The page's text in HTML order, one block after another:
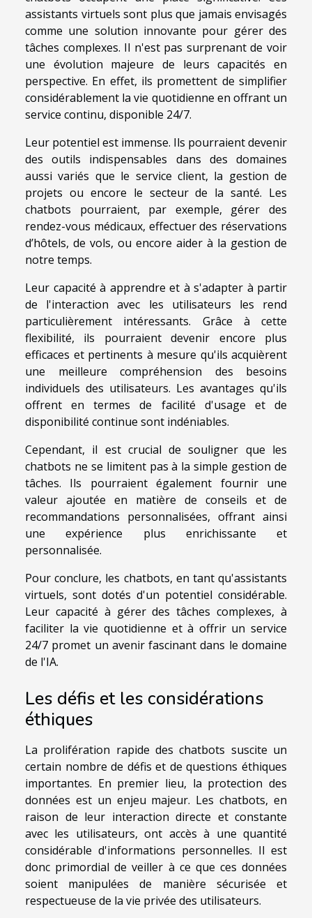
assistants virtuels sont plus que jamais envisagés
comme une solution innovante pour gérer des
tâches complexes. Il n'est pas surprenant de voir
une évolution majeure de leurs capacités en
perspective. En effet, ils promettent de simplifier
considérablement la vie quotidienne en offrant un
service continu, disponible 24/7.
Leur potentiel est immense. Ils pourraient devenir
des outils indispensables dans des domaines
aussi variés que le service client, la gestion de
projets ou encore le secteur de la santé. Les
chatbots pourraient, par exemple, gérer des
rendez-vous médicaux, effectuer des réservations
d’hôtels, de vols, ou encore aider à la gestion de
notre temps.
Leur capacité à apprendre et à s'adapter à partir
de l'interaction avec les utilisateurs les rend
particulièrement intéressants. Grâce à cette
flexibilité, ils pourraient devenir encore plus
efficaces et pertinents à mesure qu'ils acquièrent
une meilleure compréhension des besoins
individuels des utilisateurs. Les avantages qu'ils
offrent en termes de facilité d'usage et de
disponibilité continue sont indéniables.
Cependant, il est crucial de souligner que les
chatbots ne se limitent pas à la simple gestion de
tâches. Ils pourraient également fournir une
valeur ajoutée en matière de conseils et de
recommandations personnalisées, offrant ainsi
une expérience plus enrichissante et
personnalisée.
Pour conclure, les chatbots, en tant qu'assistants
virtuels, sont dotés d'un potentiel considérable.
Leur capacité à gérer des tâches complexes, à
faciliter la vie quotidienne et à offrir un service
24/7 promet un avenir fascinant dans le domaine
de l'IA.
Les défis et les considérations
éthiques
La prolifération rapide des chatbots suscite un
certain nombre de défis et de questions éthiques
importantes. En premier lieu, la protection des
données est un enjeu majeur. Les chatbots, en
raison de leur interaction directe et constante
avec les utilisateurs, ont accès à une quantité
considérable d'informations personnelles. Il est
donc primordial de veiller à ce que ces données
soient manipulées de manière sécurisée et
respectueuse de la vie privée des utilisateurs.